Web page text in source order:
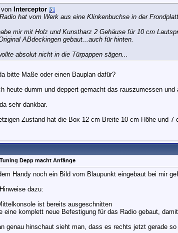
Interceptor
hat vom Werk aus eine Klinkenbuchse in der
mir mit Holz und Kunstharz 2 Gehäuse für 10 cm
ABdeckingen gebaut...auch für hinten.
absolut nicht in die Türpappen sägen...
bitte Maße oder einen Bauplan dafür?
heute dumm und deppert gemacht das rauszumessen
sehr dankbar.
Zustand hat die Box 12 cm Breite 10 cm Höhe und
Depp macht Anfänge
Handy noch ein Bild vom Blaupunkt eingebaut bei mir
dazu:
ist bereits ausgeschnitten
eine komplett neue Befestigung für das Radio gebaut,
genau hinschaut sieht man, dass es rechts jetzt gerade